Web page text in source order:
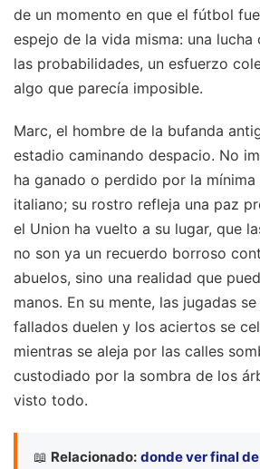
de un momento en que el fútbol
espejo de la vida misma: una
las probabilidades, un esfuerzo
algo que parecía imposible.
Marc, el hombre de la bufanda
estadio caminando despacio. No
ha ganado o perdido por la
italiano; su rostro refleja una paz
el Union ha vuelto a su lugar, que
no son ya un recuerdo borroso
abuelos, sino una realidad que
manos. En su mente, las jugadas
fallados duelen y los aciertos se
mientras se aleja por las calles
custodiado por la sombra de los
visto todo.
📖 Relacionado: donde ver final